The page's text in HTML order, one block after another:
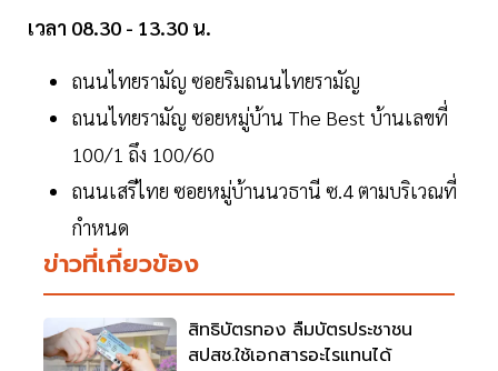
เวลา 08.30 - 13.30 น.
ถนนไทยรามัญ ซอยริมถนนไทยรามัญ
ถนนไทยรามัญ ซอยหมู่บ้าน The Best บ้านเลขที่
100/1 ถึง 100/60
ถนนเสรีไทย ซอยหมู่บ้านนวธานี ซ.4 ตามบริเวณที่
กำหนด
ข่าวที่เกี่ยวข้อง
สิทธิบัตรทอง ลืมบัตรประชาชน
สปสช.ใช้เอกสารอะไรแทนได้